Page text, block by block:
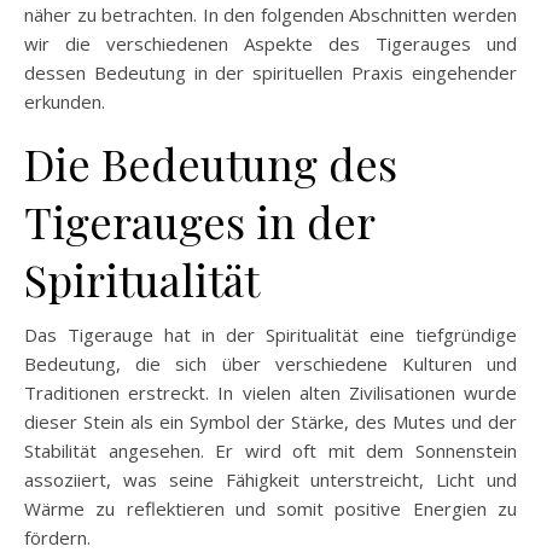
näher zu betrachten. In den folgenden Abschnitten werden
wir die verschiedenen Aspekte des Tigerauges und
dessen Bedeutung in der spirituellen Praxis eingehender
erkunden.
Die Bedeutung des
Tigerauges in der
Spiritualität
Das Tigerauge hat in der Spiritualität eine tiefgründige
Bedeutung, die sich über verschiedene Kulturen und
Traditionen erstreckt. In vielen alten Zivilisationen wurde
dieser Stein als ein Symbol der Stärke, des Mutes und der
Stabilität angesehen. Er wird oft mit dem Sonnenstein
assoziiert, was seine Fähigkeit unterstreicht, Licht und
Wärme zu reflektieren und somit positive Energien zu
fördern.